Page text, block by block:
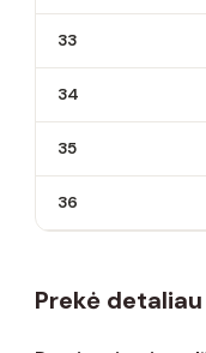
33
34
35
36
Prekė detaliau